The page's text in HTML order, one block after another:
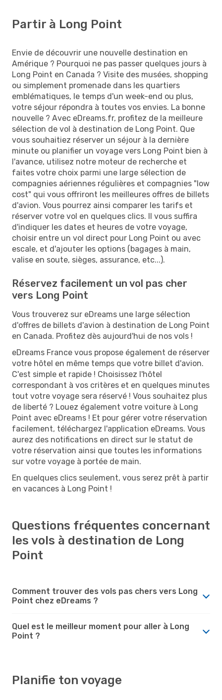
Partir à Long Point
Envie de découvrir une nouvelle destination en
Amérique ? Pourquoi ne pas passer quelques jours à
Long Point en Canada ? Visite des musées, shopping
ou simplement promenade dans les quartiers
emblématiques, le temps d'un week-end ou plus,
votre séjour répondra à toutes vos envies. La bonne
nouvelle ? Avec eDreams.fr, profitez de la meilleure
sélection de vol à destination de Long Point. Que
vous souhaitiez réserver un séjour à la dernière
minute ou planifier un voyage vers Long Point bien à
l'avance, utilisez notre moteur de recherche et
faites votre choix parmi une large sélection de
compagnies aériennes régulières et compagnies "low
cost" qui vous offriront les meilleures offres de billets
d'avion. Vous pourrez ainsi comparer les tarifs et
réserver votre vol en quelques clics. Il vous suffira
d'indiquer les dates et heures de votre voyage,
choisir entre un vol direct pour Long Point ou avec
escale, et d'ajouter les options (bagages à main,
valise en soute, sièges, assurance, etc...).
Réservez facilement un vol pas cher
vers Long Point
Vous trouverez sur eDreams une large sélection
d'offres de billets d'avion à destination de Long Point
en Canada. Profitez dès aujourd'hui de nos vols !
eDreams France vous propose également de réserver
votre hôtel en même temps que votre billet d'avion.
C'est simple et rapide ! Choisissez l'hôtel
correspondant à vos critères et en quelques minutes
tout votre voyage sera réservé ! Vous souhaitez plus
de liberté ? Louez également votre voiture à Long
Point avec eDreams ! Et pour gérer votre réservation
facilement, téléchargez l'application eDreams. Vous
aurez des notifications en direct sur le statut de
votre réservation ainsi que toutes les informations
sur votre voyage à portée de main.
En quelques clics seulement, vous serez prêt à partir
en vacances à Long Point !
Questions fréquentes concernant
les vols à destination de Long
Point
Comment trouver des vols pas chers vers Long
Point chez eDreams ?
Quel est le meilleur moment pour aller à Long
Point ?
Planifie ton voyage